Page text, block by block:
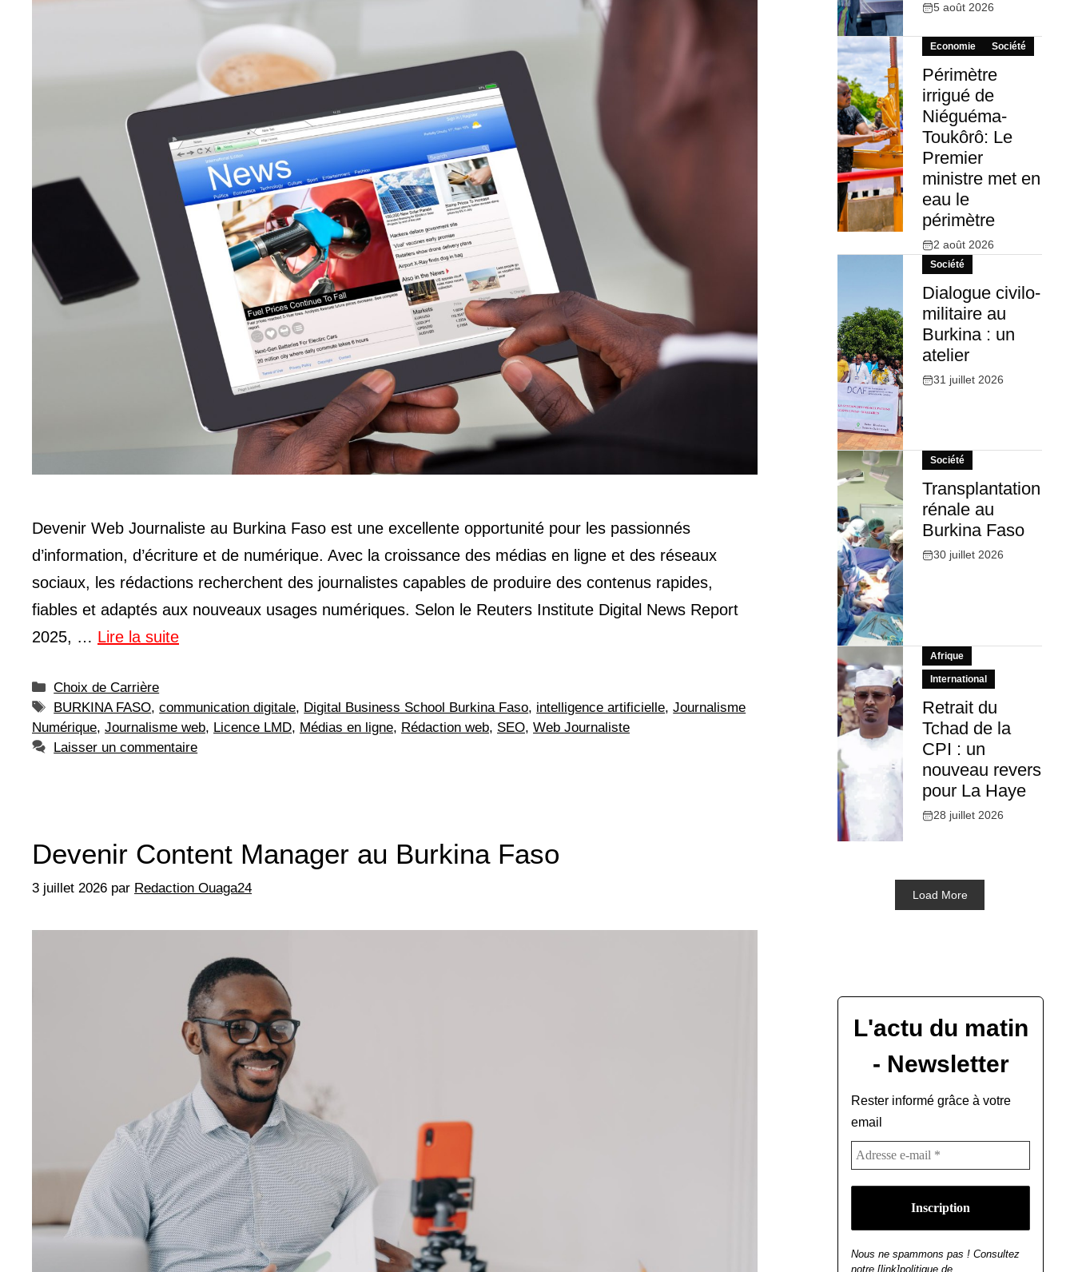
Devenir Web Journaliste au Burkina Faso est une excellente opportunité pour les passionnés
d’information, d’écriture et de numérique. Avec la croissance des médias en ligne et des réseaux
sociaux, les rédactions recherchent des journalistes capables de produire des contenus rapides,
fiables et adaptés aux nouveaux usages numériques. Selon le Reuters Institute Digital News Report
2025, … Lire la suite
Catégories
Choix de Carrière
Étiquettes
BURKINA FASO,communication digitale, Digital Business School Burkina Faso, intelligence artificielle,Journalisme
Numérique, Journalisme web, Licence LMD, Médias en ligne, Rédaction web, SEO, Web Journaliste
Laisser un commentaire
Devenir Content Manager au Burkina Faso
3 juillet 2026 par Redaction Ouaga24
5 août 2026
Economie Société
Périmètre
irrigué de
Niéguéma-
Toukôrô: Le
Premier
ministre met en
eau le
périmètre
2 août 2026
Société
Dialogue civilo-
militaire au
Burkina : un
atelier
31 juillet 2026
Société
Transplantation
rénale au
Burkina Faso
30 juillet 2026
Afrique
International
Retrait du
Tchad de la
CPI : un
nouveau revers
pour La Haye
28 juillet 2026
Load More
L'actu du matin
- Newsletter
Rester informé grâce à votre
email
Nous ne spammons pas ! Consultez
notre [link]politique de